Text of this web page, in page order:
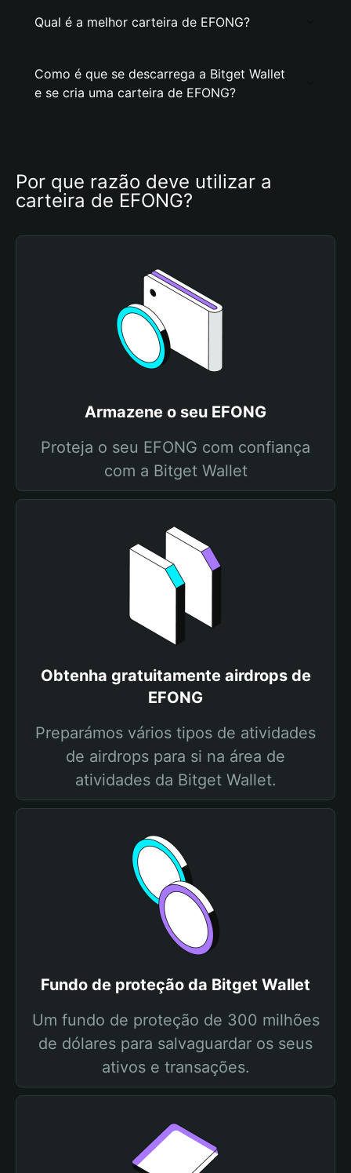
Qual é a melhor carteira de EFONG?
Como é que se descarrega a Bitget Wallet
e se cria uma carteira de EFONG?
Por que razão deve utilizar a
carteira de EFONG?
Armazene o seu EFONG
Proteja o seu EFONG com confiança
com a Bitget Wallet
Obtenha gratuitamente airdrops de
EFONG
Preparámos vários tipos de atividades
de airdrops para si na área de
atividades da Bitget Wallet.
Fundo de proteção da Bitget Wallet
Um fundo de proteção de 300 milhões
de dólares para salvaguardar os seus
ativos e transações.